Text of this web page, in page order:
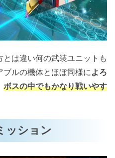
は違い何の武装ユニットも
ルの機体とほぼ同様に よろ
ボスの中でもかなり戦いやす
ッション